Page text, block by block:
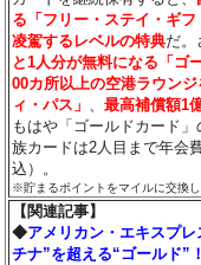
る「フリー・ステイ・ギ
凌駕するレベルの特典だ。
と1人分が無料になる「ゴ
00カ所以上の空港ラウン
ィ・パス」 、最高補償額1
もはや「ゴールドカード
族カードは2人目まで年会
込）。
※貯まるポイントをマイルに交換
【関連記事】
◆アメリカン・エキスプ
チナ”を超える“ゴールド”